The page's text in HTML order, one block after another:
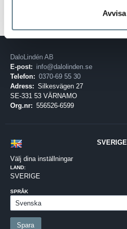
Avvisa
DaloLindén AB
E-post: info@dalolinden.se
Telefon: 0370-69 55 30
Adress: Silkesvägen 27
SE-331 53 VÄRNAMO
Org.nr: 556526-6599
Välj dina inställningar
LAND:
SVERIGE
SPRÅK